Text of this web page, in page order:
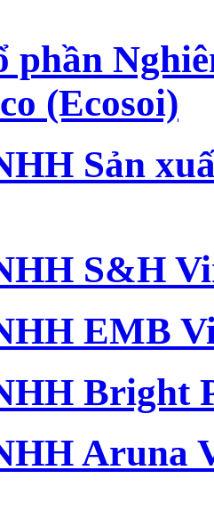
phần
(Ecosoi)
Sản
S&H
EMB
Bright
Aruna